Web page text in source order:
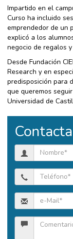
Impartido en el
Curso ha incluido
emprendedor de un
explicó a los
negocio de regalos
Desde Fundación
Research y en
predisposición para
que queremos
Universidad de